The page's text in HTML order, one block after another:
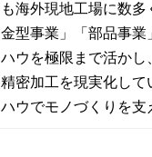
海外現地工場に数多
型事業」「部品事
ウを極限まで活か
密加工を現実化して
ウでモノづくりを支